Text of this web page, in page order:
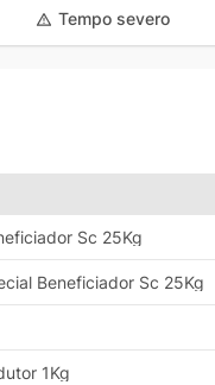
Tempo severo
Sc 25Kg
Beneficiador Sc 25Kg
1Kg